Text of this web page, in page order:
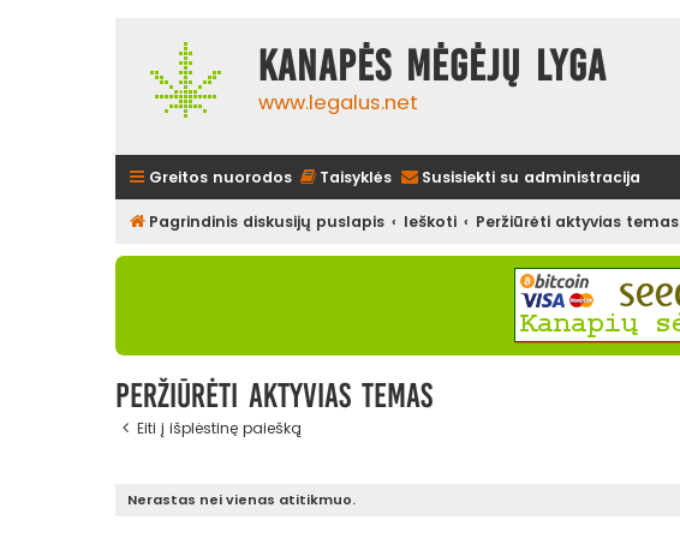
Kanapės mėgėjų lyga
www.legalus.net
Greitos nuorodos Taisyklės Susisiekti su administracija
Pagrindinis diskusijų puslapis Ieškoti Peržiūrėti aktyvias temas
Peržiūrėti aktyvias temas
Eiti į išplėstinę paiešką
Nerastas nei vienas atitikmuo.